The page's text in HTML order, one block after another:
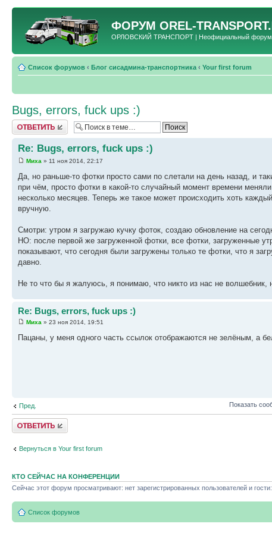
ФОРУМ OREL-
ОРЛОВСКИЙ ТРАНСПОРТ | Неофициальный форум
Список форумов ‹ Блог сисадмина-транспортника ‹ Your first forum
Bugs, errors, fuck ups :)
Ответить
Re: Bugs, errors, fuck ups :)
Миха » 11 ноя 2014, 22:17
Да, но раньше-то фотки просто сами по слетали на день назад, и
при чём, просто фотки в какой-то случайный момент времени
несколько месяцев. Теперь же такое может происходить хоть
вручную.
Смотри: утром я загружаю кучку фоток, создаю обновление на
НО: после первой же загруженной фотки, все фотки, загруженные
показывают, что сегодня были загружены только те фотки, что я
давно.
Не то что бы я жалуюсь, я понимаю, что никто из нас не волшебник,
Re: Bugs, errors, fuck ups :)
Миха » 23 ноя 2014, 19:51
Пацаны, у меня одного часть ссылок отображаются не зелёным, а
Пред. Показать
Ответить
Вернуться в Your first forum
КТО СЕЙЧАС НА КОНФЕРЕНЦИИ
Сейчас этот форум просматривают: нет зарегистрированных пользователей и
Список форумов